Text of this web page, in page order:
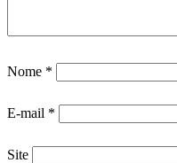
Nome *
E-mail *
Site